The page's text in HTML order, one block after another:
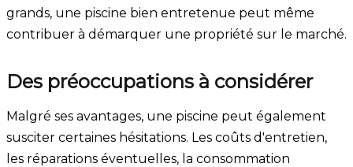
grands, une piscine bien entretenue peut même
contribuer à démarquer une propriété sur le marché.
Des préoccupations à considérer
Malgré ses avantages, une piscine peut également
susciter certaines hésitations. Les coûts d'entretien,
les réparations éventuelles, la consommation